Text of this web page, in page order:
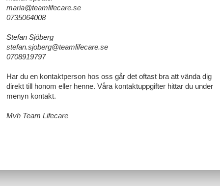
maria@teamlifecare.se
0735064008
Stefan Sjöberg
stefan.sjoberg@teamlifecare.se
0708919797
Har du en kontaktperson hos oss går det oftast bra att vända dig
direkt till honom eller henne. Våra kontaktuppgifter hittar du under
menyn kontakt.
Mvh Team Lifecare